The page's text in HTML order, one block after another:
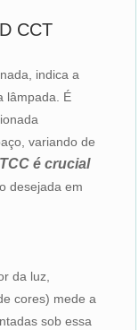
CCT
indica a
lâmpada. É
variando de
é crucial
desejada em
da luz,
cores) mede a
sob essa